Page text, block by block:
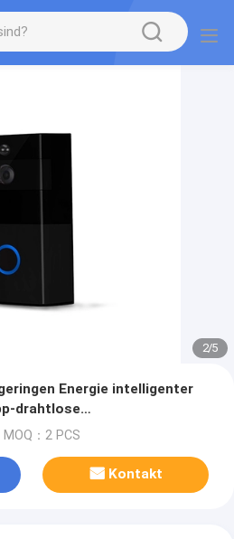
2/5
Energie intelligenter
drahtlose
MOQ：2 PCS
Kontakt